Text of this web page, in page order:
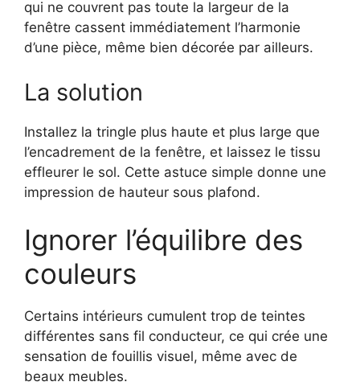
qui ne couvrent pas toute la largeur de la
fenêtre cassent immédiatement l’harmonie
d’une pièce, même bien décorée par ailleurs.
La solution
Installez la tringle plus haute et plus large que
l’encadrement de la fenêtre, et laissez le tissu
effleurer le sol. Cette astuce simple donne une
impression de hauteur sous plafond.
Ignorer l’équilibre des
couleurs
Certains intérieurs cumulent trop de teintes
différentes sans fil conducteur, ce qui crée une
sensation de fouillis visuel, même avec de
beaux meubles.